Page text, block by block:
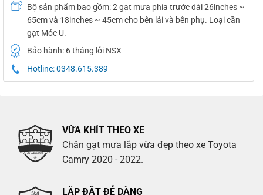
Bộ sản phẩm bao gồm: 2 gạt mưa phía trước dài 26inches ~
65cm và 18inches ~ 45cm cho bên lái và bên phụ. Loại cần
gạt Móc U.
Bảo hành: 6 tháng lỗi NSX
Hotline: 0348.615.389
VỪA KHÍT THEO XE
Chân gạt mưa lắp vừa đẹp theo xe Toyota
Camry 2020 - 2022.
LẮP ĐẶT ĐỄ DÀNG